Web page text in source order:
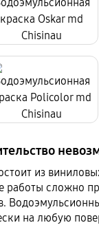
из
работы сложно
на любую